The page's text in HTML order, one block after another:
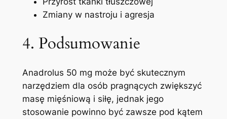
Zmiany w nastroju i agresja
4. Podsumowanie
Anadrolus 50 mg może być skutecznym
narzędziem dla osób pragnących zwiększyć
masę mięśniową i siłę, jednak jego
stosowanie powinno być zawsze pod kątem